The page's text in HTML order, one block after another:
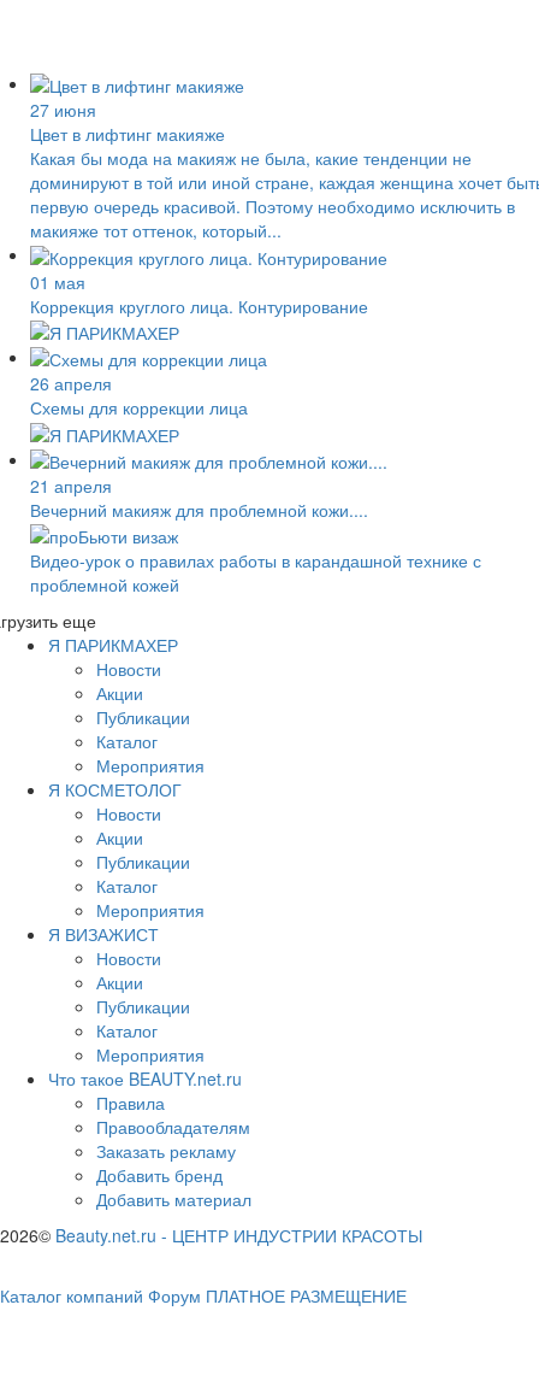
27 июня
Цвет в лифтинг макияже
Какая бы мода на макияж не была, какие тенденции не
доминируют в той или иной стране, каждая женщина хочет
первую очередь красивой. Поэтому необходимо исключить в
макияже тот оттенок, который...
01 мая
Коррекция круглого лица. Контурирование
26 апреля
Схемы для коррекции лица
21 апреля
Вечерний макияж для проблемной кожи....
Видео-урок о правилах работы в карандашной технике с
проблемной кожей
еще
Я ПАРИКМАХЕР
Новости
Акции
Публикации
Каталог
Мероприятия
Я КОСМЕТОЛОГ
Новости
Акции
Публикации
Каталог
Мероприятия
Я ВИЗАЖИСТ
Новости
Акции
Публикации
Каталог
Мероприятия
Что такое BEAUTY.net.ru
Правила
Правообладателям
Заказать рекламу
Добавить бренд
Добавить материал
2026© Beauty.net.ru - ЦЕНТР ИНДУСТРИИ КРАСОТЫ
Каталог компаний Форум ПЛАТНОЕ РАЗМЕЩЕНИЕ